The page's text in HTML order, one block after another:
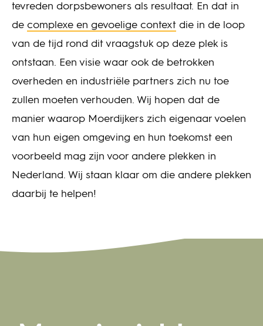
tevreden dorpsbewoners als resultaat. En dat in
de complexe en gevoelige context die in de loop
van de tijd rond dit vraagstuk op deze plek is
ontstaan. Een visie waar ook de betrokken
overheden en industriële partners zich nu toe
zullen moeten verhouden. Wij hopen dat de
manier waarop Moerdijkers zich eigenaar voelen
van hun eigen omgeving en hun toekomst een
voorbeeld mag zijn voor andere plekken in
Nederland. Wij staan klaar om die andere plekken
daarbij te helpen!